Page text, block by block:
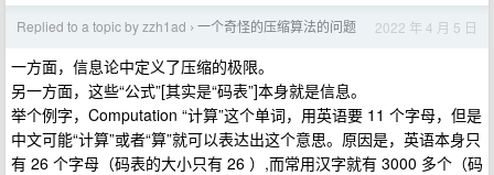
Replied to a topic by zzh1ad › 一个奇怪的压缩算法的问题 2022 年 4 月 5 日
一方面，信息论中定义了压缩的极限。
另一方面，这些“公式”[其实是“码表”]本身就是信息。
举个例字，Computation “计算”这个单词，用英语要 11 个字母，但是
中文可能“计算”或者“算”就可以表达出这个意思。原因是，英语本身只
有 26 个字母（码表的大小只有 26 ）,而常用汉字就有 3000 多个（码